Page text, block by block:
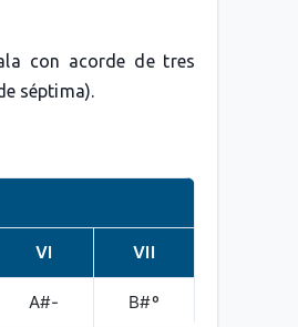
con acorde de tres
séptima).
VI VII
A#- B#º